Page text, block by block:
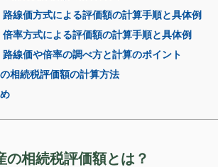
路線価方式による評価額の計算手順と具体例
倍率方式による評価額の計算手順と具体例
路線価や倍率の調べ方と計算のポイント
の相続税評価額の計算方法
の相続税評価額とは？